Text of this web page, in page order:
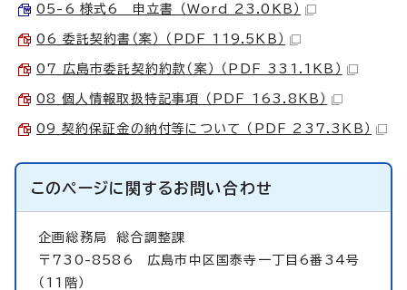
05-6_様式6 申立書 （Word 23.0KB）
06_委託契約書（案） （PDF 119.5KB）
07_広島市委託契約約款（案） （PDF 331.1KB）
08_個人情報取扱特記事項 （PDF 163.8KB）
09_契約保証金の納付等について （PDF 237.3KB）
このページに関するお問い合わせ
企画総務局総合調整課
〒730-8586 広島市中区国泰寺一丁目6番34号
（11階）